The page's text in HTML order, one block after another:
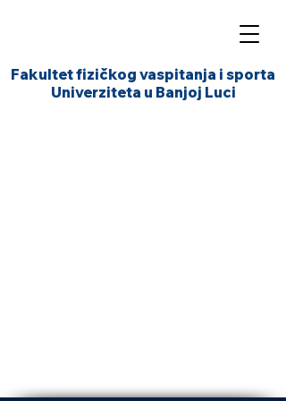
Fakultet fizičkog vaspitanja i sporta
Univerziteta u Banjoj Luci